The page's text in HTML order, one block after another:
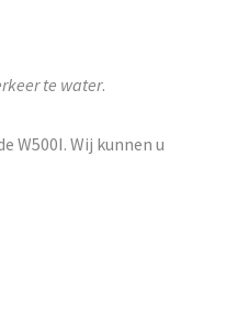
te water.
W500I. Wij kunnen u